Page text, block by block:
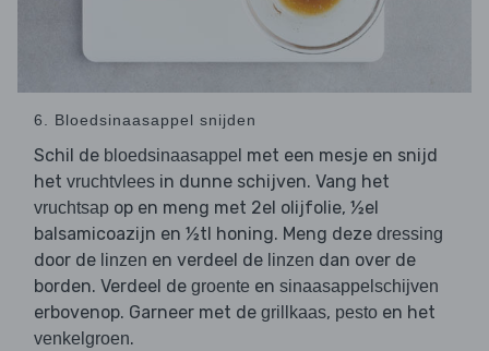
6. Bloedsinaasappel snijden
Schil de bloedsinaasappel met een mesje en snijd
het vruchtvlees in dunne schijven. Vang het
vruchtsap op en meng met 2el olijfolie, ½el
balsamicoazijn en ½tl honing. Meng deze dressing
door de linzen en verdeel de linzen dan over de
borden. Verdeel de groente en sinaasappelschijven
erbovenop. Garneer met de grillkaas, pesto en het
venkelgroen.